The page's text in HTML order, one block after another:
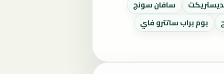
سافان سونج
بوم براب ساتترو فاي